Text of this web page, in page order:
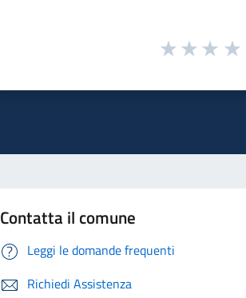
Contatta il comune
Leggi le domande frequenti
Richiedi Assistenza